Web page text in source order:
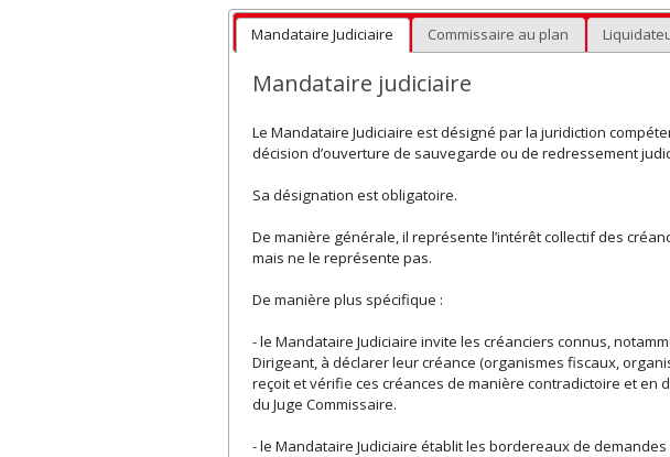
Mandataire Judiciaire Commissaire au plan
Mandataire judiciaire
Le Mandataire Judiciaire est désigné par la juridiction
décision d’ouverture de sauvegarde ou de redressement
Sa désignation est obligatoire.
De manière générale, il représente l’intérêt collectif des
mais ne le représente pas.
De manière plus spécifique :
- le Mandataire Judiciaire invite les créanciers connus,
Dirigeant, à déclarer leur créance (organismes fiscaux,
reçoit et vérifie ces créances de manière contradictoire et en
du Juge Commissaire.
- le Mandataire Judiciaire établit les bordereaux de